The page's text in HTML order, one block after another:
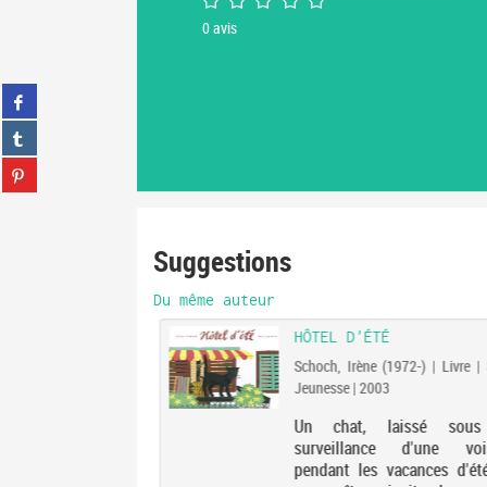
Partager
sur
facebook
(Nouvelle
fenêtre)
Partager
sur
tumblr
(Nouvelle
Partager
sur
0avis
Suggestions
Du même auteur
HÔTEL D'ÉTÉ
Schoch, Irène (1972-) | Livre |
Jeunesse | 2003
Un chat, laissé
surveillance d'une
pendant les vacances